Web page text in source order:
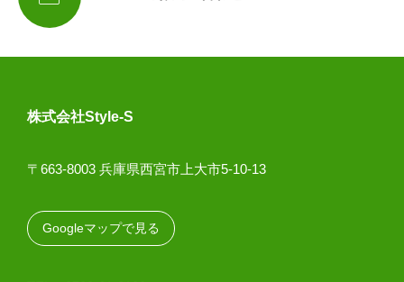
株式会社Style-S
〒663-8003 兵庫県西宮市上大市5-10-13
Googleマップで見る